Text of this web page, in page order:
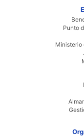
Punto
Ministerio